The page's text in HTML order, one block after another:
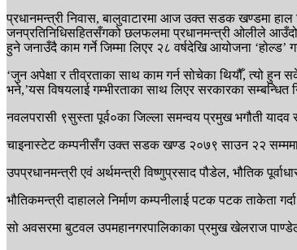
प्रधानमन्त्री निवास, बालुवाटारमा आज उक्त सडक खण्डमा हाल
जनप्रतिनिधिसहितसँगको छलफलमा प्रधानमन्त्री ओलीले
हुने जनाउँदै काम गर्ने जिम्मा लिएर २८ वर्षदेखि आयोजना ‘होल्ड’
‘जुन अपेक्षा र तीव्रताका साथ काम गर्न सोचेका थियौँ, त्यो
भने,’यस विषयलाई गम्भीरताका साथ लिएर सरकारका सम्बन्धित
नवलपरासी ९सुस्ता पूर्व०का जिल्ला समन्वय प्रमुख भगौती
चाइनास्टेट कम्पनीसँग उक्त सडक खण्ड २०७९ साउन २२ सम्ममा
उपप्रधानमन्त्री एवं अर्थमन्त्री विष्णुप्रसाद पौडेल, भौतिक
भौतिकमन्त्री दाहालले निर्माण कम्पनीलाई पटक पटक ताकेता
सो अवसरमा बुटवल उपमहानगरपालिकाका प्रमुख खेलराज पाण्डेले